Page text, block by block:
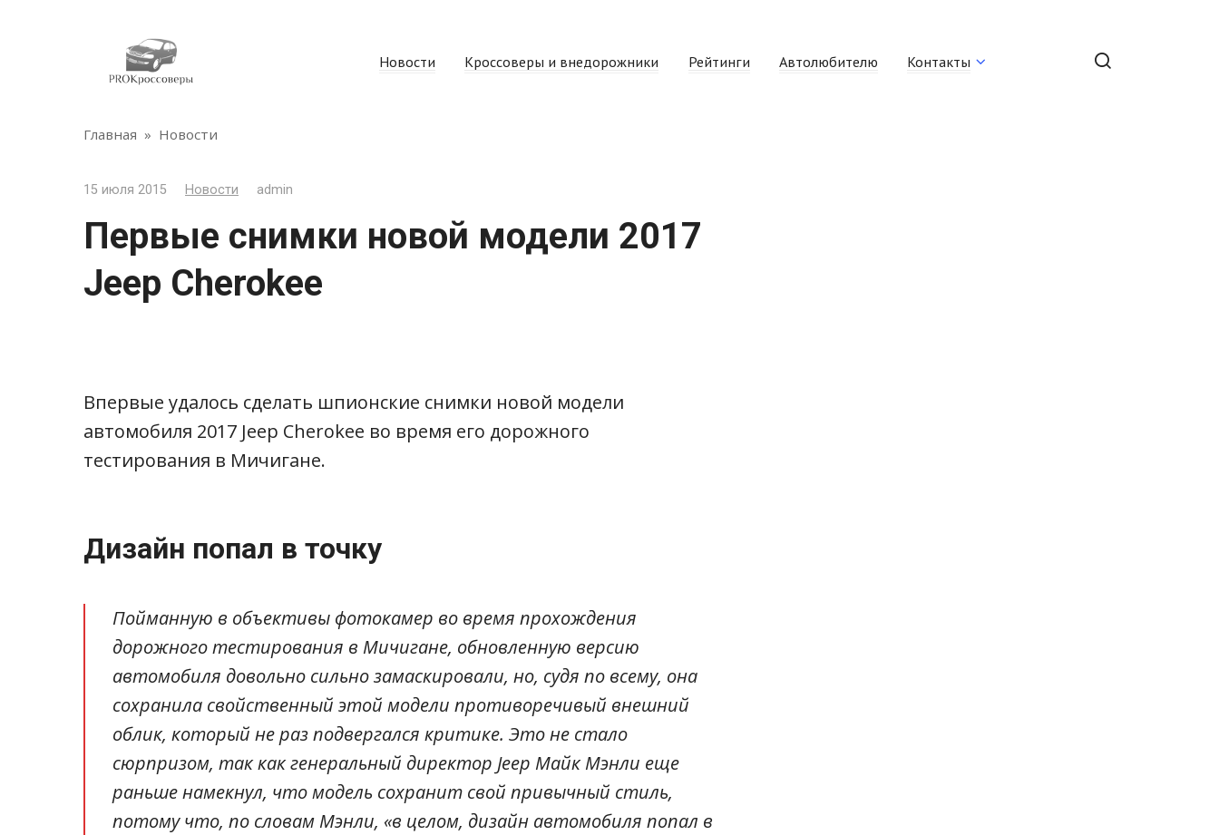
Новости Кроссоверы и внедорожники Рейтинги Автолюбителю Контакты
Главная » Новости
15 июля 2015 Новости admin
Первые снимки новой модели 2017
Jeep Cherokee
Впервые удалось сделать шпионские снимки новой модели
автомобиля 2017 Jeep Cherokee во время его дорожного
тестирования в Мичигане.
Дизайн попал в точку
Пойманную в объективы фотокамер во время прохождения
дорожного тестирования в Мичигане, обновленную версию
автомобиля довольно сильно замаскировали, но, судя по всему, она
сохранила свойственный этой модели противоречивый внешний
облик, который не раз подвергался критике. Это не стало
сюрпризом, так как генеральный директор Jeep Майк Мэнли еще
раньше намекнул, что модель сохранит свой привычный стиль,
потому что, по словам Мэнли, «в целом, дизайн автомобиля попал в